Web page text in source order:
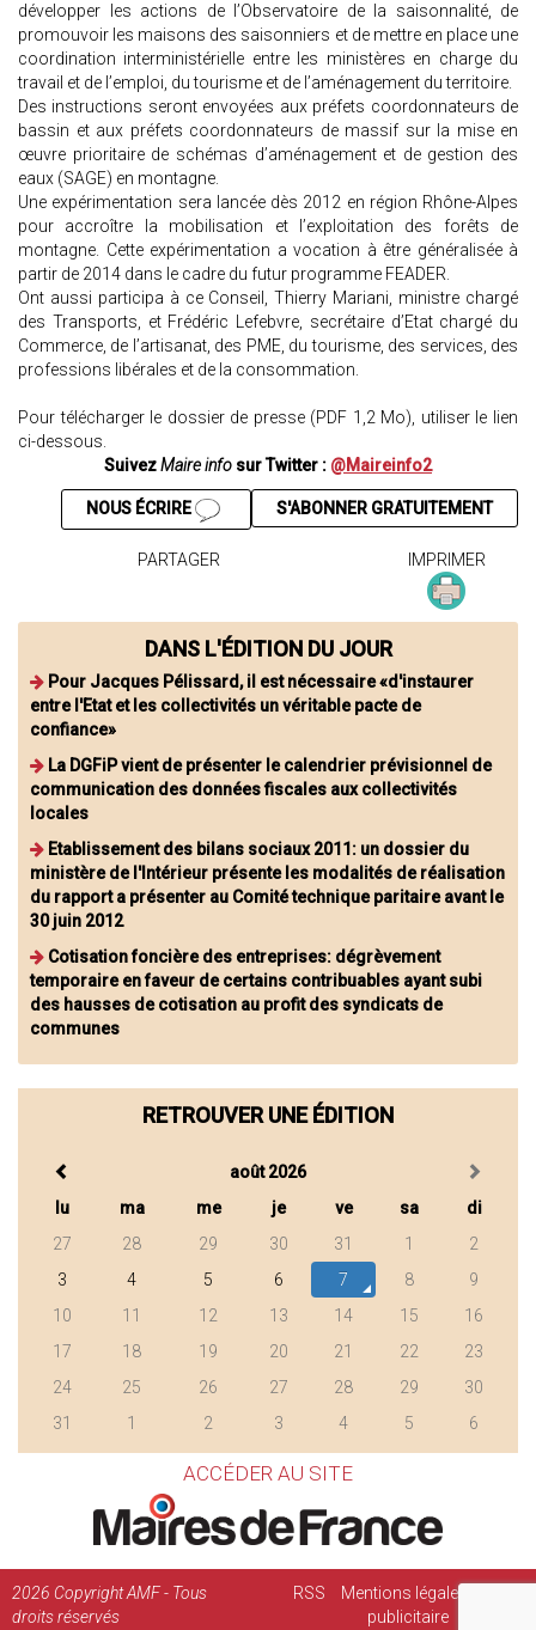
développer les actions de l’Observatoire de la saisonnalité, de
promouvoir les maisons des saisonniers et de mettre en place une
coordination interministérielle entre les ministères en charge du
travail et de l’emploi, du tourisme et de l’aménagement du territoire.
Des instructions seront envoyées aux préfets coordonnateurs de
bassin et aux préfets coordonnateurs de massif sur la mise en
œuvre prioritaire de schémas d’aménagement et de gestion des
eaux (SAGE) en montagne.
Une expérimentation sera lancée dès 2012 en région Rhône-Alpes
pour accroître la mobilisation et l’exploitation des forêts de
montagne. Cette expérimentation a vocation à être généralisée à
partir de 2014 dans le cadre du futur programme FEADER.
Ont aussi participa à ce Conseil, Thierry Mariani, ministre chargé
des Transports, et Frédéric Lefebvre, secrétaire d’Etat chargé du
Commerce, de l’artisanat, des PME, du tourisme, des services, des
professions libérales et de la consommation.
Pour télécharger le dossier de presse (PDF 1,2 Mo), utiliser le lien
ci-dessous.
SuivezMaire info sur Twitter : @Maireinfo2
S'ABONNER GRATUITEMENT
NOUS ÉCRIRE
PARTAGER IMPRIMER
DANS L'ÉDITION DU JOUR
Pour Jacques Pélissard, il est nécessaire «d'instaurer
entre l'Etat et les collectivités un véritable pacte de
confiance»
La DGFiP vient de présenter le calendrier prévisionnel de
communication des données fiscales aux collectivités
locales
Etablissement des bilans sociaux 2011: un dossier du
ministère de l'Intérieur présente les modalités de réalisation
du rapport a présenter au Comité technique paritaire avant le
30 juin 2012
Cotisation foncière des entreprises: dégrèvement
temporaire en faveur de certains contribuables ayant subi
des hausses de cotisation au profit des syndicats de
communes
RETROUVER UNE ÉDITION
août 2026
lu
ma me je ve sa
di
27
28 29 30 31 1
2
3
4 5 6 7 8
9
10
11 12 13 14 15
16
17
18 19 20 21 22
23
24
25 26 27 28 29
30
31
1 2 3 4 5 6
ACCÉDER AU SITE
2026 Copyright AMF - Tous
droits réservés
RSS Mentions légales
publicitaire